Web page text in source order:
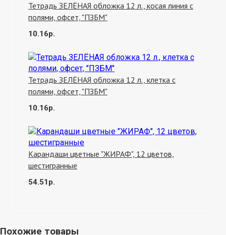
Тетрадь ЗЕЛЁНАЯ обложка 12 л., косая линия с
полями, офсет, "ПЗБМ"
10.16р.
Тетрадь ЗЕЛЁНАЯ обложка 12 л., клетка с
полями, офсет, "ПЗБМ"
10.16р.
Карандаши цветные "ЖИРАФ", 12 цветов,
шестигранные
54.51р.
Похожие товары